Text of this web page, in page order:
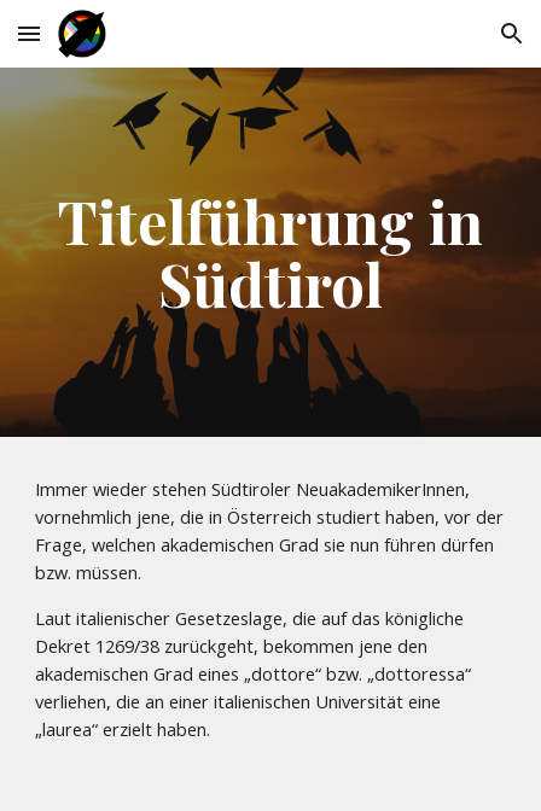
Skip to main content Skip to navigation
Titelführung in
Südtirol
Immer wieder stehen Südtiroler NeuakademikerInnen,
vornehmlich jene, die in Österreich studiert haben, vor der
Frage, welchen akademischen Grad sie nun führen dürfen
bzw. müssen.
Laut italienischer Gesetzeslage, die auf das königliche
Dekret 1269/38 zurückgeht, bekommen jene den
akademischen Grad eines „dottore“ bzw. „dottoressa“
verliehen, die an einer italienischen Universität eine
„laurea“ erzielt haben.